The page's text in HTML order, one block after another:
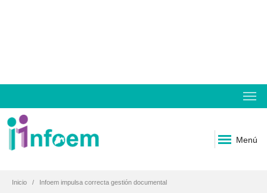
Menú
Inicio Infoem impulsa correcta gestión documental